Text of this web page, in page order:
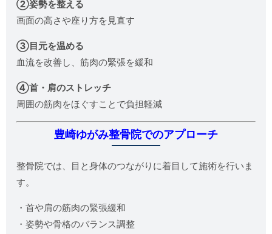
②姿勢を整える
画面の高さや座り方を見直す
③目元を温める
血流を改善し、筋肉の緊張を緩和
④首・肩のストレッチ
周囲の筋肉をほぐすことで負担軽減
豊崎ゆがみ整骨院でのアプローチ
整骨院では、目と身体のつながりに着目して施術を行いま
す。
・首や肩の筋肉の緊張緩和
・姿勢や骨格のバランス調整